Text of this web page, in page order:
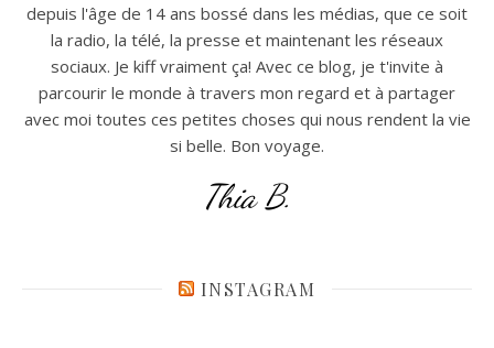
depuis l'âge de 14 ans bossé dans les médias, que ce soit
la radio, la télé, la presse et maintenant les réseaux
sociaux. Je kiff vraiment ça! Avec ce blog, je t'invite à
parcourir le monde à travers mon regard et à partager
avec moi toutes ces petites choses qui nous rendent la vie
si belle. Bon voyage.
Thia B.
INSTAGRAM